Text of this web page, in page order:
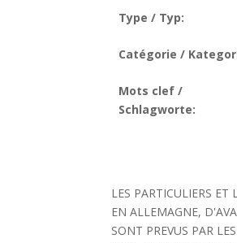
Type / Typ:
Catégorie /
Mots clef /
Schlagworte:
LES PARTICULIERS
EN ALLEMAGNE,
SONT PREVUS PAR